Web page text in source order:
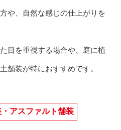
や、自然な感じの仕上がりを
目を重視する場合や、庭に植
舗装が特におすすめです。
アスファルト舗装